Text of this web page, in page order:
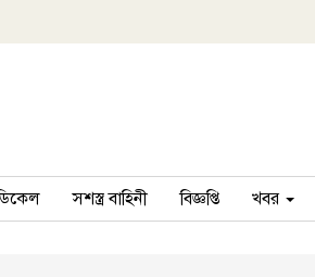
সশস্ত্র বাহিনী বিজ্ঞপ্তি খবর